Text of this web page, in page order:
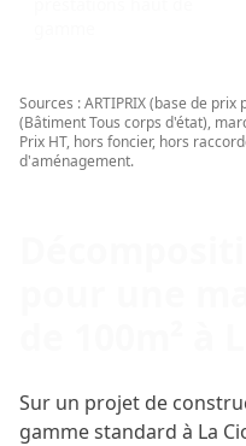
Sources : ARTIPRIX (base de
(Bâtiment Tous corps d'état),
Prix HT, hors foncier, hors
d'aménagement.
Sur un projet de
gamme standard à La